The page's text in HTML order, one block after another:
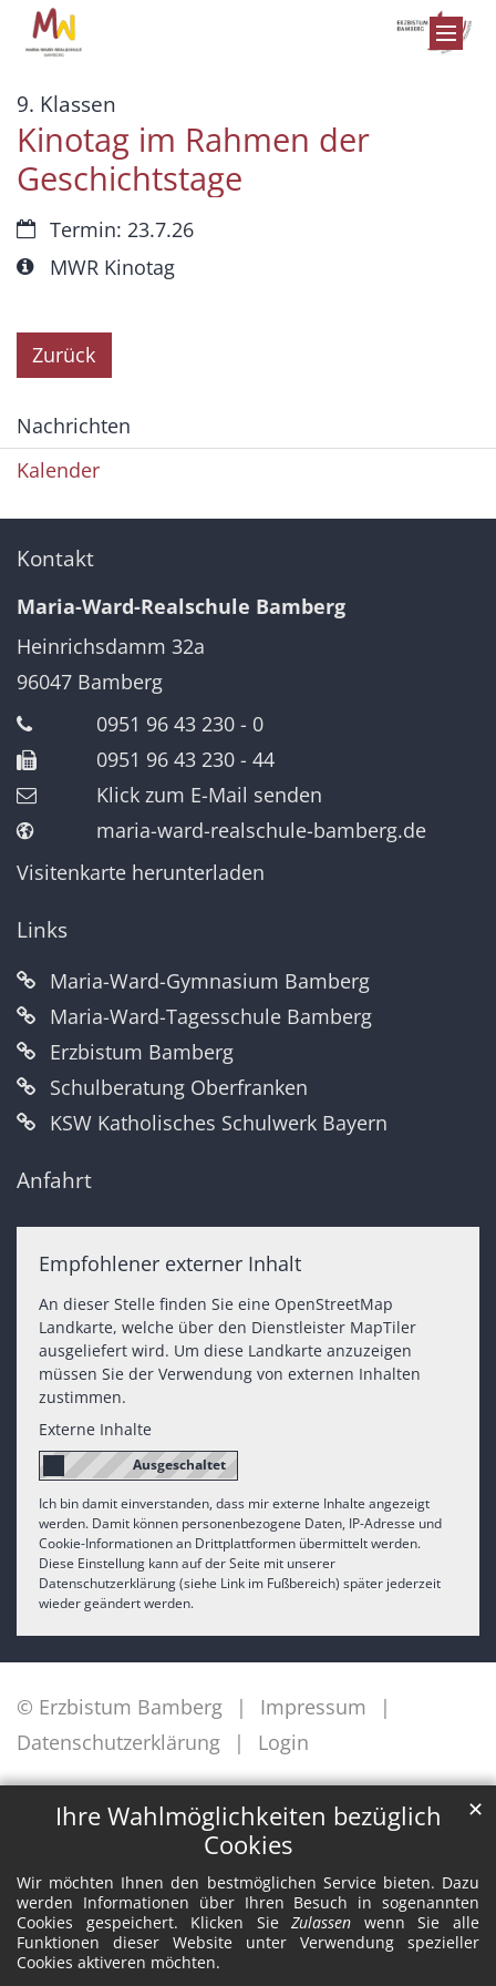
Ihre Wahlmöglichkeiten bezüglich
Cookies
Wir möchten Ihnen den bestmöglichen Service bieten. Dazu
werden Informationen über Ihren Besuch in sogenannten
Cookies gespeichert. Klicken SieZulassen wenn Sie alle
Funktionen dieser Website unter Verwendung spezieller
Cookies aktiveren möchten.
✕
Zum Inhalt springen
9. Klassen
Kinotag im Rahmen der
Geschichtstage
Datum:Termin: 23.7.26
Art bzw. Nummer:
MWR Kinotag
Zurück
Nachrichten
Kalender
Kontakt
Maria-Ward-Realschule Bamberg
Heinrichsdamm 32a
96047 Bamberg
0951 96 43 230 - 0
0951 96 43 230 - 44
Klick zum E-Mail senden
maria-ward-realschule-bamberg.de
Visitenkarte herunterladen
Links
Maria-Ward-Gymnasium Bamberg
Maria-Ward-Tagesschule Bamberg
Erzbistum Bamberg
Schulberatung Oberfranken
KSW Katholisches Schulwerk Bayern
Anfahrt
Empfohlener externer Inhalt
An dieser Stelle finden Sie eine OpenStreetMap
Landkarte, welche über den Dienstleister MapTiler
ausgeliefert wird. Um diese Landkarte anzuzeigen
müssen Sie der Verwendung von externen Inhalten
zustimmen.
Externe Inhalte
Ich bin damit einverstanden, dass mir externe Inhalte angezeigt
werden. Damit können personenbezogene Daten, IP-Adresse und
Cookie-Informationen an Drittplattformen übermittelt werden.
Diese Einstellung kann auf der Seite mit unserer
Datenschutzerklärung (siehe Link im Fußbereich) später jederzeit
wieder geändert werden.
© Erzbistum Bamberg
Impressum
Datenschutzerklärung
Login